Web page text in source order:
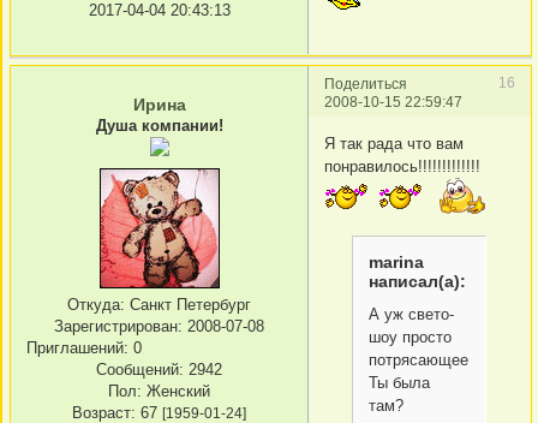
2017-04-04 20:43:13
Поделиться
16
2008-10-15 22:59:47
Ирина
Душа компании!
Откуда: Санкт Петербург
Зарегистрирован: 2008-07-08
Приглашений: 0
Сообщений: 2942
Пол: Женский
Возраст: 67 [1959-01-24]
Я так рада что вам
понравилось!!!!!!!!!!!!!
marina
написал(а):
А уж свето-
шоу просто
потрясающее!
Ты была
там?